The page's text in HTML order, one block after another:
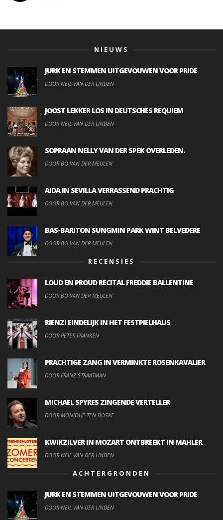
NIEUWS
JURK EN STEMMEN UITGEVOUWEN VOOR PRIDE
DOOR NEIL VAN DER LINDEN
JOOST LEKKER LOS IN DEUTSCHES REQUIEM
DOOR NEIL VAN DER LINDEN
SOPRAAN NELLY VAN DER SPEK OVERLEDEN.
DOOR BO VAN DER MEULEN
AIDA IN SEVILLA VERRASSEND PRACHTIG
DOOR BO VAN DER MEULEN
BAS-BARITON SUNGMIN PARK WINT BELVEDERE
DOOR BO VAN DER MEULEN
RECENSIES
LOUD EN PROUD RECITAL FREDDIE BALLENTINE
DOOR BO VAN DER MEULEN
RIENZI EINDELIJK IN HET FESTPIELHAUS
DOOR PETER FRANKEN
PRACHTIGE ZANG IN VERMINKTE ROSENKAVALIER
DOOR FRANZ STRAATMAN
MICHAEL SPYRES ZINGENDE VERTELLER
DOOR MONIQUE TEN BOSKE
KWIKZILVER IN MOZART ONTBREEKT IN MAHLER
DOOR NEIL VAN DER LINDEN
ACHTERGRONDEN
JURK EN STEMMEN UITGEVOUWEN VOOR PRIDE
DOOR NEIL VAN DER LINDEN